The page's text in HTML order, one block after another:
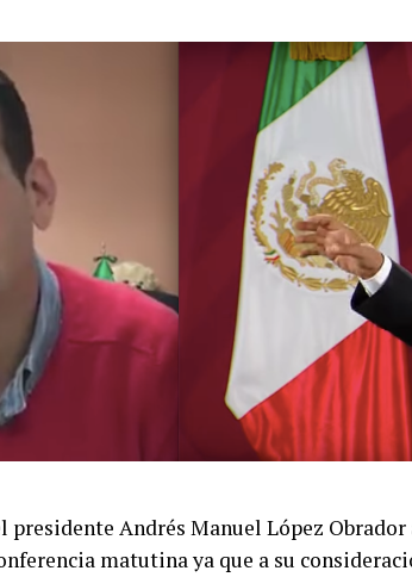
presidente Andrés Manuel López
matutina ya que a su